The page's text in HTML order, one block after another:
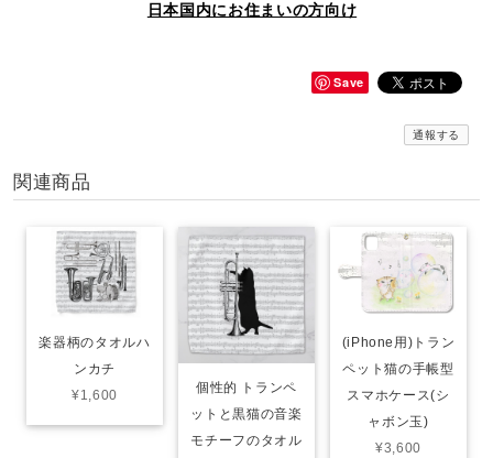
日本国内にお住まいの方向け
Save
通報する
関連商品
楽器柄のタオルハ
ンカチ
¥1,600
個性的 トランペ
ットと黒猫の音楽
モチーフのタオル
(iPhone用)トラン
ペット猫の手帳型
スマホケース(シ
ャボン玉)
¥3,600